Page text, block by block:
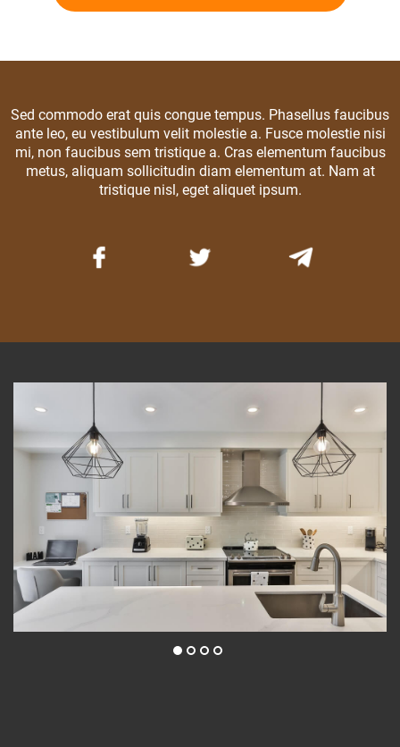
Sed commodo erat quis congue tempus. Phasellus faucibus
ante leo, eu vestibulum velit molestie a. Fusce molestie nisi
mi, non faucibus sem tristique a. Cras elementum faucibus
metus, aliquam sollicitudin diam elementum at. Nam at
tristique nisl, eget aliquet ipsum.